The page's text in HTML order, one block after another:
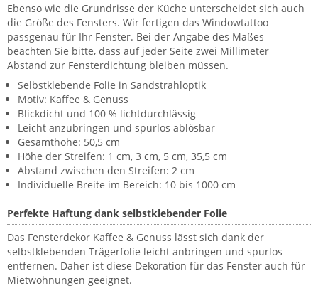
Ebenso wie die Grundrisse der Küche unterscheidet sich auch
die Größe des Fensters. Wir fertigen das Windowtattoo
passgenau für Ihr Fenster. Bei der Angabe des Maßes
beachten Sie bitte, dass auf jeder Seite zwei Millimeter
Abstand zur Fensterdichtung bleiben müssen.
Selbstklebende Folie in Sandstrahloptik
Motiv: Kaffee & Genuss
Blickdicht und 100 % lichtdurchlässig
Leicht anzubringen und spurlos ablösbar
Gesamthöhe: 50,5 cm
Höhe der Streifen: 1 cm, 3 cm, 5 cm, 35,5 cm
Abstand zwischen den Streifen: 2 cm
Individuelle Breite im Bereich: 10 bis 1000 cm
Perfekte Haftung dank selbstklebender Folie
Das Fensterdekor Kaffee & Genuss lässt sich dank der
selbstklebenden Trägerfolie leicht anbringen und spurlos
entfernen. Daher ist diese Dekoration für das Fenster auch für
Mietwohnungen geeignet.